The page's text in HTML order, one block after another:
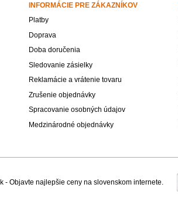
INFORMÁCIE PRE ZÁKAZNÍKOV
Platby
Doprava
Doba doručenia
Sledovanie zásielky
Reklamácie a vrátenie tovaru
Zrušenie objednávky
Spracovanie osobných údajov
Medzinárodné objednávky